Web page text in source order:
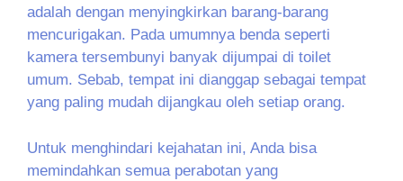
adalah dengan menyingkirkan barang-barang
mencurigakan. Pada umumnya benda seperti
kamera tersembunyi banyak dijumpai di toilet
umum. Sebab, tempat ini dianggap sebagai tempat
yang paling mudah dijangkau oleh setiap orang.
Untuk menghindari kejahatan ini, Anda bisa
memindahkan semua perabotan yang